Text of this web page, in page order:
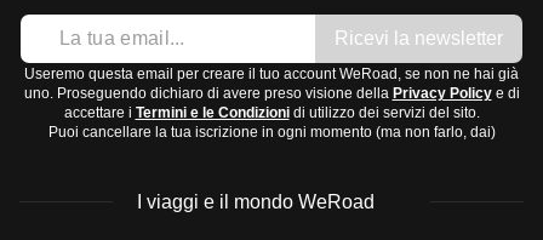
Ricevi la newsletter
Useremo questa email per creare il tuo account WeRoad, se non ne hai già
uno. Proseguendo dichiaro di avere preso visione della Privacy Policye di
accettare i Termini e le Condizionidi utilizzo dei servizi del sito.
Puoi cancellare la tua iscrizione in ogni momento (ma non farlo, dai)
I viaggi e il mondo WeRoad